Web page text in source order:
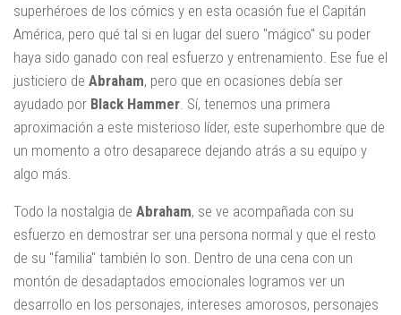
superhéroes de los cómics y en esta ocasión fue el Capitán
América, pero qué tal si en lugar del suero "mágico" su poder
haya sido ganado con real esfuerzo y entrenamiento. Ese fue el
justiciero de Abraham, pero que en ocasiones debía ser
ayudado por Black Hammer . Sí, tenemos una primera
aproximación a este misterioso líder, este superhombre que de
un momento a otro desaparece dejando atrás a su equipo y
algo más.
Todo la nostalgia de Abraham, se ve acompañada con su
esfuerzo en demostrar ser una persona normal y que el resto
de su "familia" también lo son. Dentro de una cena con un
montón de desadaptados emocionales logramos ver un
desarrollo en los personajes, intereses amorosos, personajes